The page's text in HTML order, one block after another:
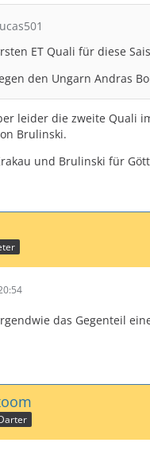
ET Quali für diese
den Ungarn Andras
leider die zweite Quali
Brulinski.
und Brulinski für
das Gegenteil